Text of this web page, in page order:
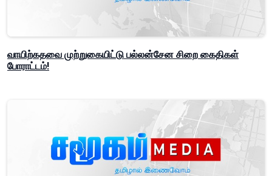
வாயிற்கதவை முற்றுகையிட்டு பல்லன்சேன சிறை கைதிகள்
போராட்டம்!